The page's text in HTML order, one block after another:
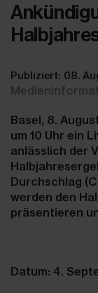
Publiziert: 08.
Basel, 8.
um 10 Uhr ein
anlässlich der
Durchschlag
werden den
präsentieren
Datum: 4.